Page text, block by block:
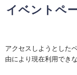
イベントペ
アクセスしようとした
由により現在利用でき